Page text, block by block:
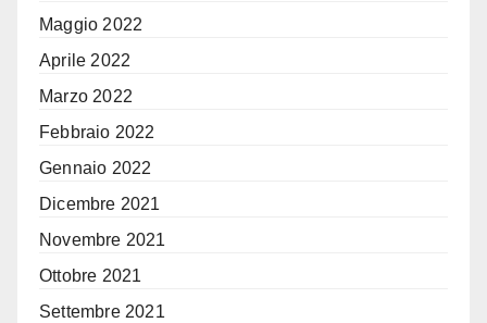
Maggio 2022
Aprile 2022
Marzo 2022
Febbraio 2022
Gennaio 2022
Dicembre 2021
Novembre 2021
Ottobre 2021
Settembre 2021